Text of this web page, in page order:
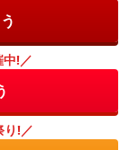
!／
り!／